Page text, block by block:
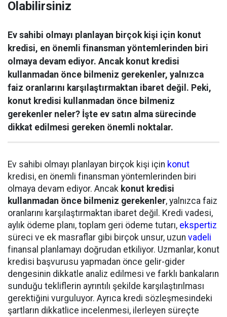
Olabilirsiniz
Ev sahibi olmayı planlayan birçok kişi için konut
kredisi, en önemli finansman yöntemlerinden biri
olmaya devam ediyor. Ancak konut kredisi
kullanmadan önce bilmeniz gerekenler, yalnızca
faiz oranlarını karşılaştırmaktan ibaret değil. Peki,
konut kredisi kullanmadan önce bilmeniz
gerekenler neler? İşte ev satın alma sürecinde
dikkat edilmesi gereken önemli noktalar.
Ev sahibi olmayı planlayan birçok kişi için konut
kredisi, en önemli finansman yöntemlerinden biri
olmaya devam ediyor. Ancak konut kredisi
kullanmadan önce bilmeniz gerekenler, yalnızca faiz
oranlarını karşılaştırmaktan ibaret değil. Kredi vadesi,
aylık ödeme planı, toplam geri ödeme tutarı, ekspertiz
süreci ve ek masraflar gibi birçok unsur, uzun vadeli
finansal planlamayı doğrudan etkiliyor. Uzmanlar, konut
kredisi başvurusu yapmadan önce gelir-gider
dengesinin dikkatle analiz edilmesi ve farklı bankaların
sunduğu tekliflerin ayrıntılı şekilde karşılaştırılması
gerektiğini vurguluyor. Ayrıca kredi sözleşmesindeki
şartların dikkatlice incelenmesi, ilerleyen süreçte